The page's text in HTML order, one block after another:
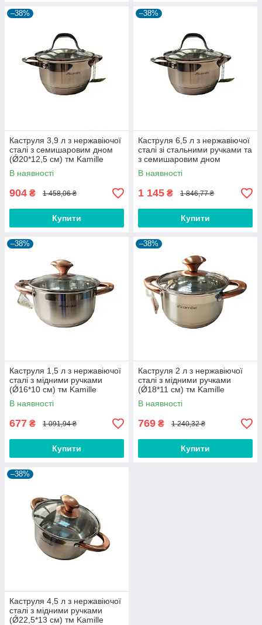
–38%
Каструля 3,9 л з нержавіючої
сталі з семишаровим дном
(Ǿ20*12,5 см) тм Kamille
В наявності
904 ₴ 1 458,06 ₴
Купити
–38%
Каструля 6,5 л з нержавіючої
сталі зі стальними ручками та
з семишаровим дном
(Ǿ24*14,5 см) тм Kamille
В наявності
1 145 ₴ 1 846,77 ₴
Купити
–38%
Каструля 1,5 л з нержавіючої
сталі з мідними ручками
(Ǿ16*10 см) тм Kamille
В наявності
677 ₴ 1 091,94 ₴
Купити
–38%
Каструля 2 л з нержавіючої
сталі з мідними ручками
(Ǿ18*11 см) тм Kamille
В наявності
769 ₴ 1 240,32 ₴
Купити
–38%
Каструля 4,5 л з нержавіючої
сталі з мідними ручками
(Ǿ22,5*13 см) тм Kamille